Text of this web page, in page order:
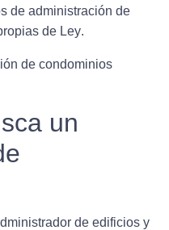
de administración de
de Ley.
un
de edificios y